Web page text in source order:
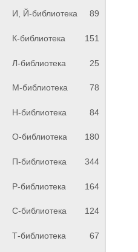
И, Й-библиотека 89
К-библиотека 151
Л-библиотека 25
М-библиотека 78
Н-библиотека 84
О-библиотека 180
П-библиотека 344
Р-библиотека 164
С-библиотека 124
Т-библиотека 67